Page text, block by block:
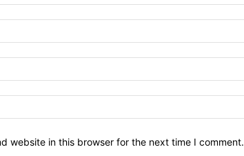
website in this browser for the next time I comment.